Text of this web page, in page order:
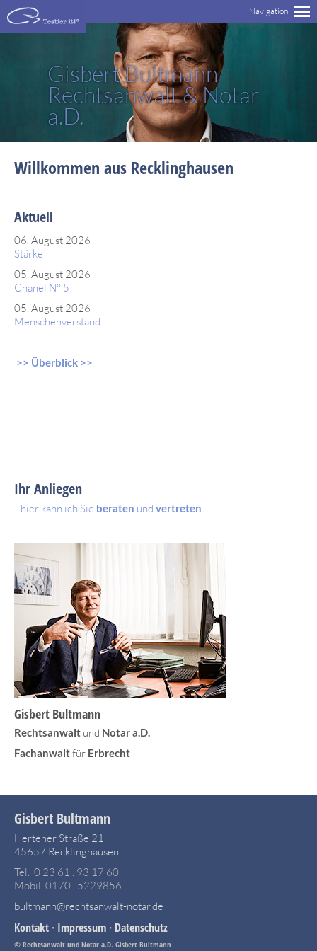
Gisbert Bultmann
Rechtsanwalt & Notar
a.D.
Willkommen aus Recklinghausen
Aktuell
06. August 2026
Stärke
05. August 2026
Chanel N° 5
05. August 2026
Menschenverstand
>> Überblick >>
Ihr Anliegen
...hier kann ich Sie beraten und vertreten
Gisbert Bultmann
Rechtsanwalt und Notar a.D.
Fachanwaltfür Erbrecht
Gisbert Bultmann
Hertener Straße 21
45657 Recklinghausen
Tel. 0 23 61 . 93 17 60
Mobil 0170 . 5229856
bultmann@rechtsanwalt-notar.de
Kontakt · Impressum · Datenschutz
© Rechtsanwalt und Notar a.D. Gisbert Bultmann